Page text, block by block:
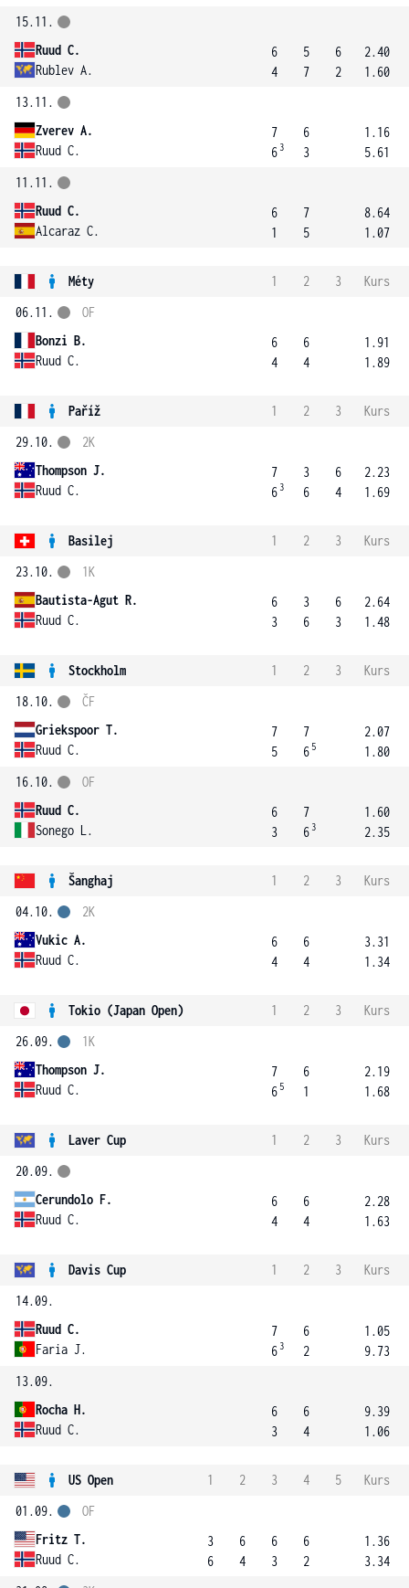
15.11.
Ruud C.
Rublev A.
6
4
5
7
6
2
2.40
1.60
13.11.
Zverev A.
Ruud C.
7
6 3
6
3
1.16
5.61
11.11.
Ruud C.
Alcaraz C.
6
1
7
5
8.64
1.07
Méty 1 2 3
Kurs
06.11.
Bonzi B.
Ruud C.
OF
6
4
6
4
1.91
1.89
Paříž 1 2 3
Kurs
29.10.
Thompson J.
Ruud C.
2K
7
6 3
3
6
6
4
2.23
1.69
Basilej 1 2 3
Kurs
23.10.
Bautista-Agut R.
Ruud C.
1K
6
3
3
6
6
3
2.64
1.48
Stockholm 1 2 3
Kurs
18.10.
Griekspoor T.
Ruud C.
ČF
7
5
7
6 5
2.07
1.80
16.10.
Ruud C.
Sonego L.
OF
6
3
7
6 3
1.60
2.35
Šanghaj 1 2 3
Kurs
04.10.
Vukic A.
Ruud C.
2K
6
4
6
4
3.31
1.34
Tokio (Japan Open) 1 2 3
Kurs
26.09.
Thompson J.
Ruud C.
1K
7
6 5
6
1
2.19
1.68
Laver Cup 1 2 3
Kurs
20.09.
Cerundolo F.
Ruud C.
6
4
6
4
2.28
1.63
Davis Cup 1 2 3
Kurs
14.09.
Ruud C.
Faria J.
7
6 3
6
2
1.05
9.73
13.09.
Rocha H.
Ruud C.
6
3
6
4
9.39
1.06
US Open 1 2 3 4 5
Kurs
01.09.
Fritz T.
Ruud C.
OF
3
6
6
4
6
3
6
2
1.36
3.34